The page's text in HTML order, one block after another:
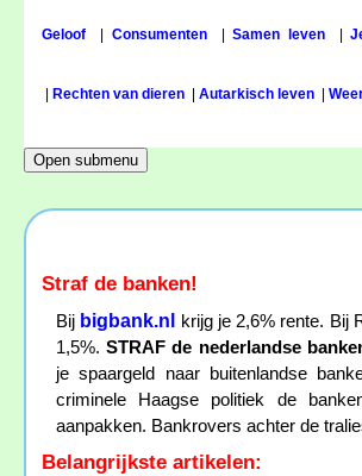
Geloof Consumenten|Samen leven|
Rechten van dieren Autarkisch leven
Straf de banken!
Bij bigbank.nl
krijg je 2,6% rente. Bij
1,5%.STRAF de nederlandse
je spaargeld naar buitenlandse
criminele Haagse politiek de
aanpakken. Bankrovers achter de
Belangrijkste artikelen: